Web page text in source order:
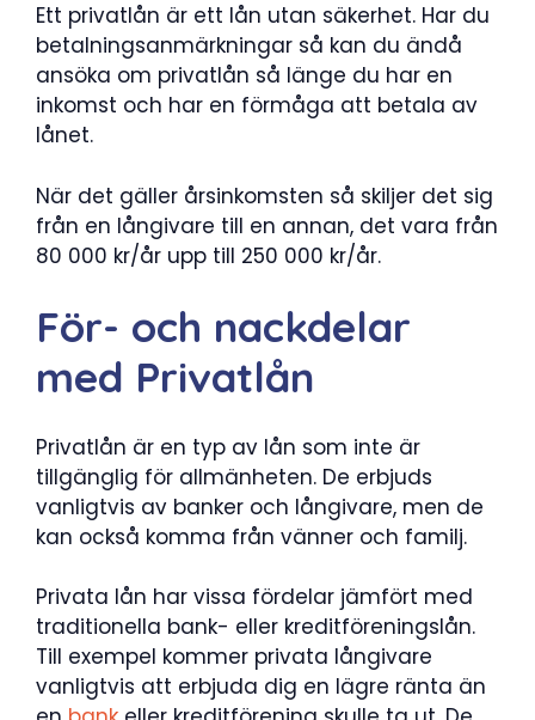
Ett privatlån är ett lån utan säkerhet. Har du
betalningsanmärkningar så kan du ändå
ansöka om privatlån så länge du har en
inkomst och har en förmåga att betala av
lånet.
När det gäller årsinkomsten så skiljer det sig
från en långivare till en annan, det vara från
80 000 kr/år upp till 250 000 kr/år.
För- och nackdelar
med Privatlån
Privatlån är en typ av lån som inte är
tillgänglig för allmänheten. De erbjuds
vanligtvis av banker och långivare, men de
kan också komma från vänner och familj.
Privata lån har vissa fördelar jämfört med
traditionella bank- eller kreditföreningslån.
Till exempel kommer privata långivare
vanligtvis att erbjuda dig en lägre ränta än